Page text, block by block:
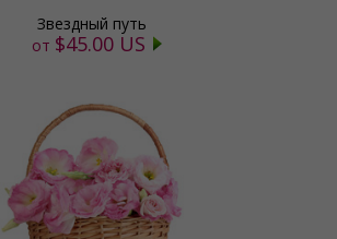
Звездный путь
от $45.00 US